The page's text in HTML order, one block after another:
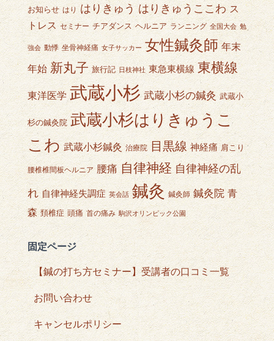
お知らせ はり はりきゅう はりきゅうここわ ス
トレス セミナー チアダンス ヘルニア ランニング 全国大会 勉
強会 動悸 坐骨神経痛 女子サッカー 女性鍼灸師 年末
年始 新丸子 旅行記 日枝神社 東急東横線 東横線
東洋医学 武蔵小杉 武蔵小杉の鍼灸 武蔵小
杉の鍼灸院 武蔵小杉はりきゅうこ
こわ 武蔵小杉鍼灸 治療院 目黒線 神経痛 肩こり
腰椎椎間板ヘルニア 腰痛 自律神経 自律神経の乱
れ 自律神経失調症 英会話 鍼灸 鍼灸師 鍼灸院 青
森 頚椎症 頭痛 首の痛み 駒沢オリンピック公園
固定ページ
【鍼の打ち方セミナー】受講者の口コミ一覧
お問い合わせ
キャンセルポリシー